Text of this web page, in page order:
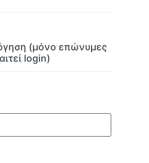
(μόνο επώνυμες
login)